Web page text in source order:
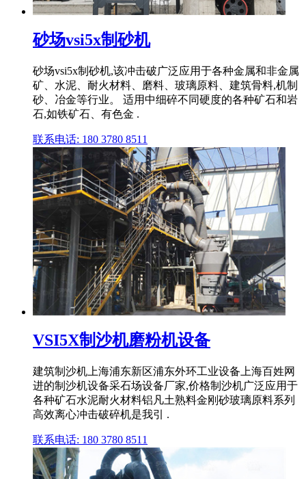
砂场vsi5x制砂机
砂场vsi5x制砂机,该冲击破广泛应用于各种金属和非金属
矿、水泥、耐火材料、磨料、玻璃原料、建筑骨料,机制
砂、冶金等行业。 适用中细碎不同硬度的各种矿石和岩
石,如铁矿石、有色金 .
联系电话: 180 3780 8511
VSI5X制沙机磨粉机设备
建筑制沙机上海浦东新区浦东外环工业设备上海百姓网
进的制沙机设备采石场设备厂家,价格制沙机广泛应用于
各种矿石水泥耐火材料铝凡土熟料金刚砂玻璃原料系列
高效离心冲击破碎机是我引 .
联系电话: 180 3780 8511